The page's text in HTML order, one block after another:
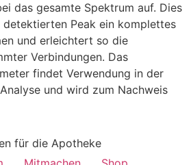
das gesamte Spektrum auf. Dies
Peak ein komplettes
und erleichtert so die
Verbindungen. Das
findet Verwendung in der
und wird zum Nachweis
für die Apotheke